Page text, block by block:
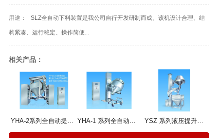
用途： SLZ全自动下料装置是我公司自行开发研制而成。该机设计合理、结
构紧凑、运行稳定、操作简便...
相关产品：
YSZ 系列液压提升整粒机